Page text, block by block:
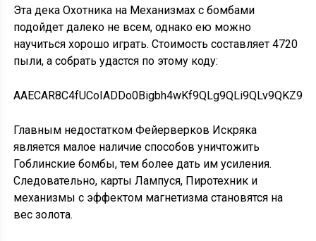
Эта дека Охотника на Механизмах с бомбами
подойдет далеко не всем, однако ею можно
научиться хорошо играть. Стоимость составляет 4720
пыли, а собрать удастся по этому коду:
Главным недостатком Фейерверков Искряка
является малое наличие способов уничтожить
Гоблинские бомбы, тем более дать им усиления.
Следовательно, карты Лампуся, Пиротехник и
механизмы с эффектом магнетизма становятся на
вес золота.